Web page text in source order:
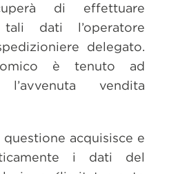
di effettuare
dati l’operatore
delegato.
è tenuto ad
vendita
acquisisce e
i dati del